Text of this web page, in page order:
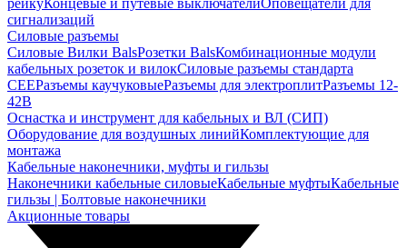
рейкуКонцевые и путевые выключателиОповещатели для
сигнализаций
Силовые разъемы
Силовые Вилки BalsРозетки BalsКомбинационные модули
кабельных розеток и вилокСиловые разъемы стандарта
CEEРазъемы каучуковыеРазъемы для электроплитРазъемы 12-
42В
Оснастка и инструмент для кабельных и ВЛ (СИП)
Оборудование для воздушных линийКомплектующие для
монтажа
Кабельные наконечники, муфты и гильзы
Наконечники кабельные силовыеКабельные муфтыКабельные
гильзы | Болтовые наконечники
Акционные товары